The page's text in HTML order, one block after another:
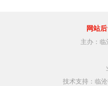
网站
主办：
技术支持：临